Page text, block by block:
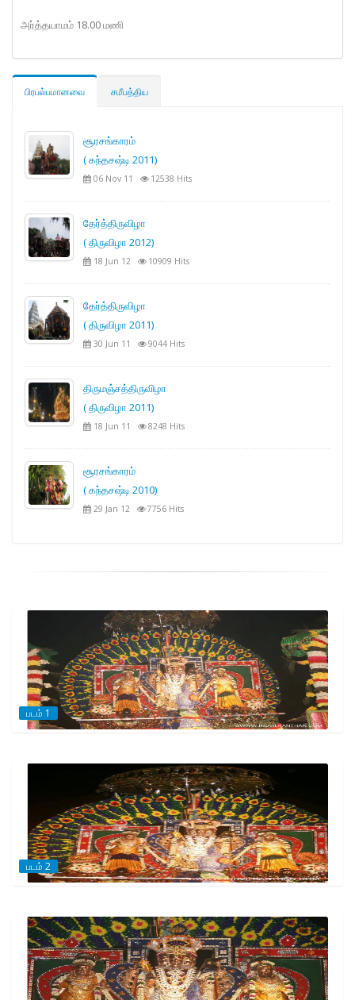
அர்த்தயாமம் 18.00 மணி
பிரபல்பமானவை சமீபத்திய
சூரசங்காரம்
( கந்தசஷ்டி 2011)
06 Nov 11 12538 Hits
தேர்த்திருவிழா
( திருவிழா 2012)
18 Jun 12 10909 Hits
தேர்த்திருவிழா
( திருவிழா 2011)
30 Jun 11 9044 Hits
திருமஞ்சத்திருவிழா
( திருவிழா 2011)
18 Jun 11 8248 Hits
சூரசங்காரம்
( கந்தசஷ்டி 2010)
29 Jan 12 7756 Hits
படம் 1
படம் 2